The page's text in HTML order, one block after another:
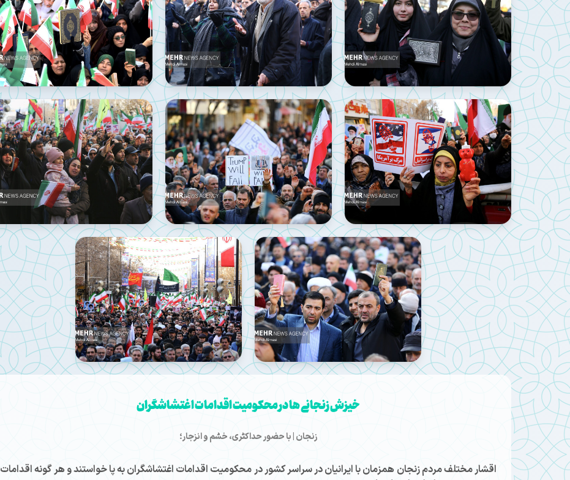
خیزش زنجانی ها در محکومیت اقدامات اغتشاشگران
زنجان | با حضور حداکثری، خشم و انزجار؛
اقشار مختلف مردم زنجان همزمان با ایرانیان در سراسر کشور در محکومیت اقدامات اغتشاشگران به پا خواستند و هر گونه اقدامات